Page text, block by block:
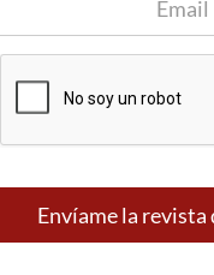
con los vinos de
a través de
de entrada
Envíame la